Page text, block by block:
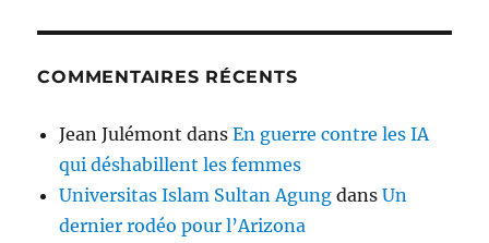
COMMENTAIRES RÉCENTS
Jean Julémont dansEn guerre contre les IA
qui déshabillent les femmes
Universitas Islam Sultan Agung dansUn
dernier rodéo pour l’Arizona